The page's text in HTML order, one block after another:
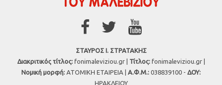
ΣΤΑΥΡΟΣ Ι. ΣΤΡΑΤΑΚΗΣ
Διακριτικός τίτλος:fonimaleviziou.gr | Τίτλος:fonimaleviziou.gr |
Νομική μορφή: ΑΤΟΜΙΚΗ ΕΤΑΙΡΕΙΑ | Α.Φ.Μ.: 038839100 - ΔΟΥ:
ΗΡΑΚΛΕΙΟΥ